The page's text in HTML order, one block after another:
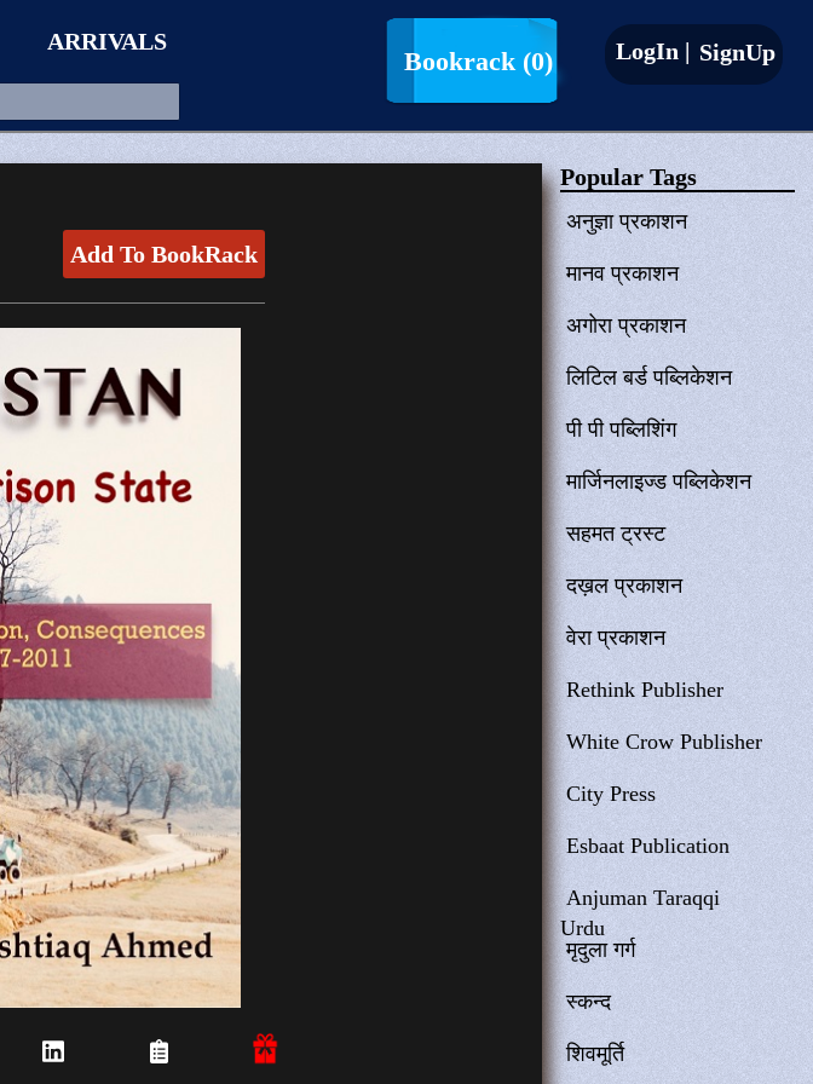
ARRIVALS
Bookrack (0) LogIn | SignUp
Add To BookRack
Popular Tags
अनुज्ञा प्रकाशन
मानव प्रकाशन
अगोरा प्रकाशन
लिटिल बर्ड पब्लिकेशन
पी पी पब्लिशिंग
मार्जिनलाइज्ड पब्लिकेशन
सहमत ट्रस्ट
दख़ल प्रकाशन
वेरा प्रकाशन
Rethink Publisher
White Crow Publisher
City Press
Esbaat Publication
Anjuman Taraqqi
Urdu
मृदुला गर्ग
स्कन्द
शिवमूर्ति